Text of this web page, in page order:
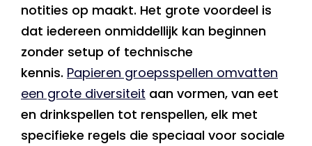
notities op maakt. Het grote voordeel is
dat iedereen onmiddellijk kan beginnen
zonder setup of technische
kennis. Papieren groepsspellen omvatten
een grote diversiteit aan vormen, van eet
en drinkspellen tot renspellen, elk met
specifieke regels die speciaal voor sociale